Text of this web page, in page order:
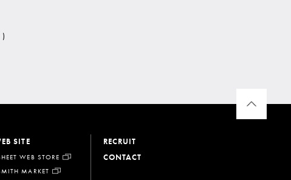
SITE
WEB STORE
MARKET
RECRUIT
CONTACT